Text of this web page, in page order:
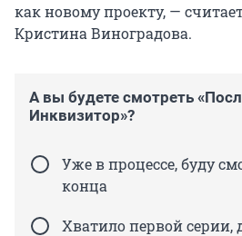
как новому проекту, —
Кристина Виноградова.
А вы будете смотреть
Инквизитор»?
Уже в процессе, буду
конца
Хватило первой серии,